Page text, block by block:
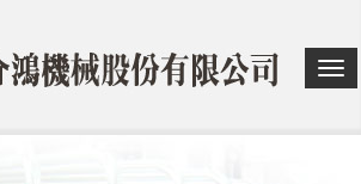
选
单
换